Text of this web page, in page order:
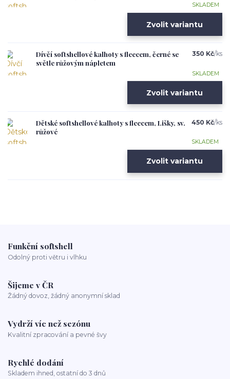
SKLADEM
Zvolit variantu
Dívčí softshellové kalhoty s fleecem, černé se
světle růžovým nápletem
350 Kč/ks
SKLADEM
Zvolit variantu
Dětské softshellové kalhoty s fleecem, Lišky, sv.
růžové
450 Kč/ks
SKLADEM
Zvolit variantu
Funkční softshell
Odolný proti větru i vlhku
Šijeme v ČR
Žádný dovoz, žádný anonymní sklad
Vydrží víc než sezónu
Kvalitní zpracování a pevné švy
Rychlé dodání
Skladem ihned, ostatní do 3 dnů